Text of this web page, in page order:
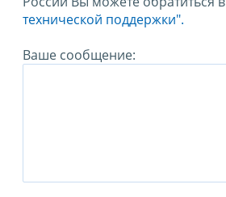
технической поддержки".
Ваше сообщение: